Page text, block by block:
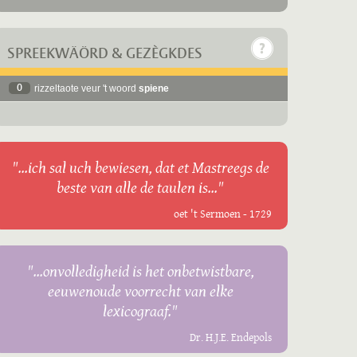
SPREEKWÄÖRD & GEZÈGKDES
0 rizzeltaote veur 't woord spiene
"...ich sal uch bewiesen, dat et Mastreegs de
beste van alle de taulen is..."
oet 't Sermoen - 1729
"...onvolledigheid is het onbetwistbare,
eeuwenoude voorrecht van elke
lexicograaf."
Dr. H.J.E. Endepols